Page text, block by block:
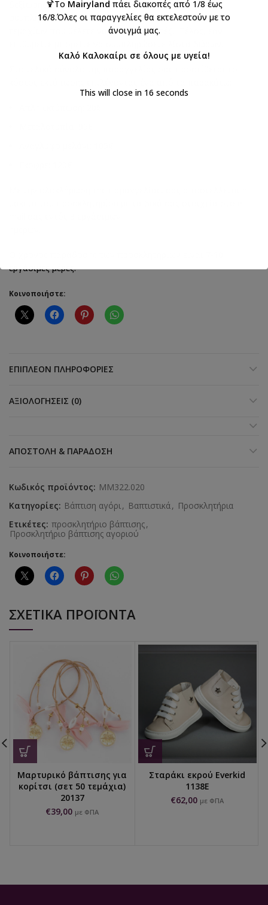
δεξίωσης, τα τηλέφωνά σας για ενημέρωση και
συμπληρώστε τον αριθμό των
τεμαχίων που θέλετε να είναι με τραπέζι. Τέλος, εάν
εργάσιμες μέρες.
Κοινοποιήστε:
ΕΠΙΠΛΈΟΝ ΠΛΗΡΟΦΟΡΊΕΣ
ΑΞΙΟΛΟΓΉΣΕΙΣ (0)
ΑΠΟΣΤΟΛΉ & ΠΑΡΆΔΟΣΗ
Κωδικός προϊόντος: MM322.020
Κατηγορίες: Βάπτιση αγόρι, Βαπτιστικά, Προσκλητήρια
Ετικέτες: προσκλητήριο βάπτισης,
Προσκλητήριο βάπτισης αγοριού
Κοινοποιήστε:
ΣΧΕΤΙΚΆ ΠΡΟΪΌΝΤΑ
Μαρτυρικό βάπτισης για
κορίτσι (σετ 50 τεμάχια)
20137
€39,00 με ΦΠΑ
Σταράκι εκρού Everkid
1138E
€62,00 με ΦΠΑ
🍹Το Mairyland πάει διακοπές από 1/8 έως
16/8.Όλες οι παραγγελίες θα εκτελεστούν με το
άνοιγμά μας.
Καλό Καλοκαίρι σε όλους με υγεία!
This will close in 15 seconds